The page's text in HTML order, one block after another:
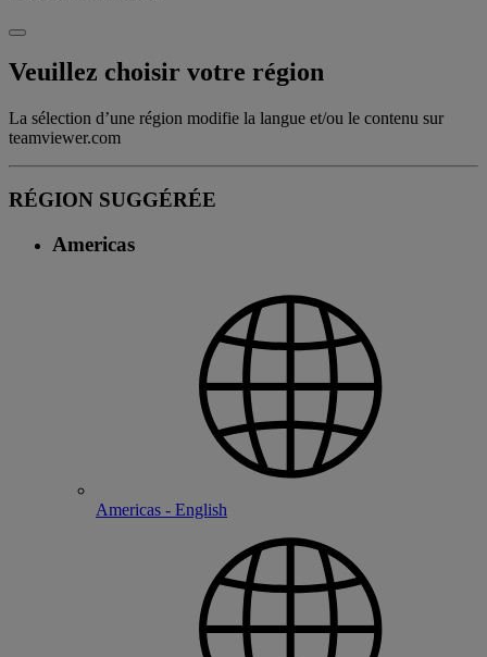
Veuillez choisir votre région
La sélection d’une région modifie la langue et/ou le contenu sur
teamviewer.com
RÉGION SUGGÉRÉE
Americas
Americas - English